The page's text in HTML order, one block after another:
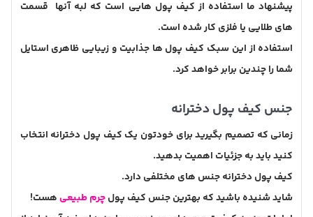
پیشنهاد ما استفاده از کیف پول هایی است که لبه آنها قسمت
های طلایی یا فلزی کار شده است.
استفاده از این سبک کیف پول ها جذابیت و زیبایی ظاهری استایل
شما را چندین برابر خواهد کرد.
جنس کیف پول دخترانه
زمانی که تصمیم بگیرید برای خودتون یک کیف پول دخترانه انتخاب
کنید باید به جزئیات اهمیت بدهید.
کیف پول دخترانه جنس های مختلفی دارد.
شاید شنیده باشید که بهترین جنس کیف پولچرم طبیعی هست!